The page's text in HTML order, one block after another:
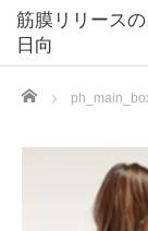
筋膜リリース
日向
Home